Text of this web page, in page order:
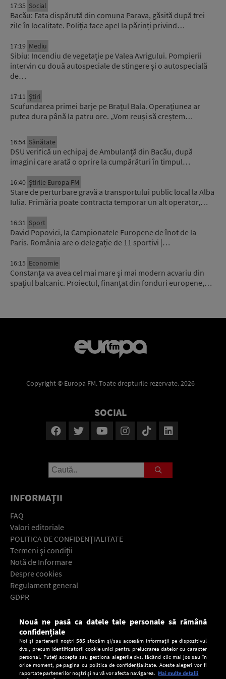
17:35 Social
Bacău: Fata dispărută din comuna Parava, găsită după trei
zile în localitate. Poliția face apel la părinți privind…
17:19 Mediu
Sibiu: Incendiu de vegetație pe Valea Avrigului. Pompierii
intervin cu două autospeciale de stingere și o autospecială
de…
17:11 Știri
Scufundarea primei barje pe Brațul Bala. Operațiunea ar
putea dura până la patru ore. „Vom reuși să creștem…
16:54 Sănătate
DSU verifică un echipaj de Ambulanță din Bacău, după
imagini care arată o oprire la cumpărături în timpul…
16:40 Știrile Europa FM
Stare de perturbare gravă a transportului public local la Alba
Iulia. Primăria poate contracta temporar un alt operator,…
16:31 Sport
David Popovici, la Campionatele Europene de înot de la
Paris. România are o delegație de 11 sportivi |…
16:15 Economie
Constanța va avea cel mai mare și mai modern acvariu din
spațiul balcanic. Proiectul, finanțat din fonduri europene,…
Copyright © Europa FM. Toate drepturile rezervate. 2026
SOCIAL
INFORMAŢII
FAQ
Valori editoriale
POLITICA DE CONFIDENŢIALITATE
Termeni şi condiţii
Notă de Informare
Despre cookies
Regulament general
GDPR
Descarcă gratuit aplicaţia Europa FM pentru smartphone:
Nouă ne pasă ca datele tale personale să rămână
confidențiale
Noi și partenerii noștri585 stocăm și/sau accesăm informații pe dispozitivul
dvs., precum identificatorii cookie unici pentru prelucrarea datelor cu caracter
personal. Puteți accepta sau gestiona alegerile dvs. făcând clic mai jos sau în
orice moment, pe pagina cu politica de confidențialitate. Aceste alegeri vor fi
raportate partenerilor noștri și nu vă vor afecta navigarea. Mai multe detalii